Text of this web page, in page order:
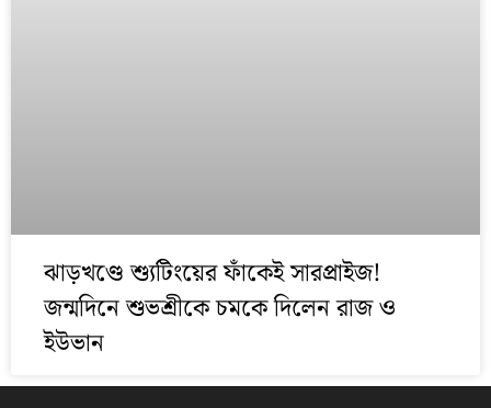
ঝাড়খণ্ডে শ্যুটিংয়ের ফাঁকেই সারপ্রাইজ!
জন্মদিনে শুভশ্রীকে চমকে দিলেন রাজ ও
ইউভান